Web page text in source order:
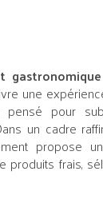
une
pour
un cadre
propose
produits frais,